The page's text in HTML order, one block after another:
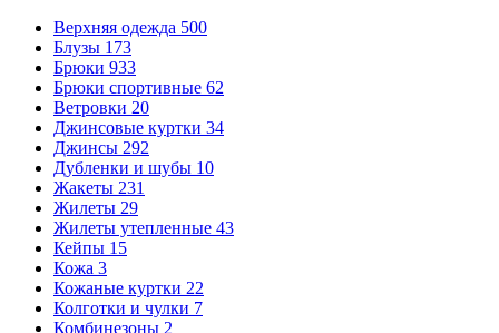
Верхняя одежда 500
Блузы 173
Брюки 933
Брюки спортивные 62
Ветровки 20
Джинсовые куртки 34
Джинсы 292
Дубленки и шубы 10
Жакеты 231
Жилеты 29
Жилеты утепленные 43
Кейпы 15
Кожа 3
Кожаные куртки 22
Колготки и чулки 7
Комбинезоны 2